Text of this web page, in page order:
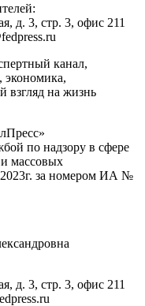
д. 3, стр. 3, офис 211
канал,
экономика,
взгляд на жизнь
по надзору в сфере
массовых
за номером ИА №
д. 3, стр. 3, офис 211